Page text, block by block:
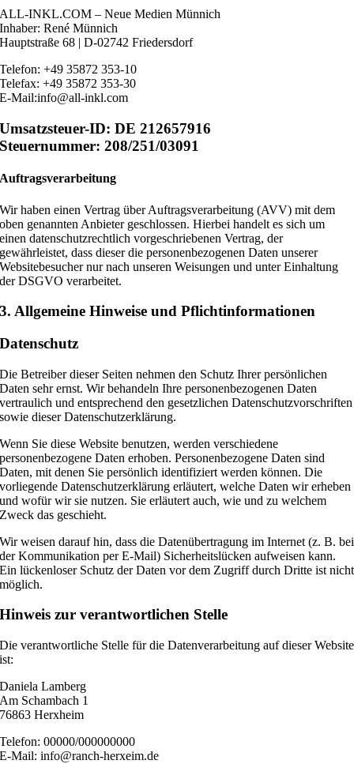
ALL-INKL.COM – Neue Medien Münnich
Inhaber: René Münnich
Hauptstraße 68 | D-02742 Friedersdorf
Telefon: +49 35872 353-10
Telefax: +49 35872 353-30
E-Mail:info@all-inkl.com
Umsatzsteuer-ID: DE 212657916
Steuernummer: 208/251/03091
Auftragsverarbeitung
Wir haben einen Vertrag über Auftragsverarbeitung (AVV) mit dem
oben genannten Anbieter geschlossen. Hierbei handelt es sich um
einen datenschutzrechtlich vorgeschriebenen Vertrag, der
gewährleistet, dass dieser die personenbezogenen Daten unserer
Websitebesucher nur nach unseren Weisungen und unter Einhaltung
der DSGVO verarbeitet.
3. Allgemeine Hinweise und Pflicht­informationen
Datenschutz
Die Betreiber dieser Seiten nehmen den Schutz Ihrer persönlichen
Daten sehr ernst. Wir behandeln Ihre personenbezogenen Daten
vertraulich und entsprechend den gesetzlichen Datenschutzvorschriften
sowie dieser Datenschutzerklärung.
Wenn Sie diese Website benutzen, werden verschiedene
personenbezogene Daten erhoben. Personenbezogene Daten sind
Daten, mit denen Sie persönlich identifiziert werden können. Die
vorliegende Datenschutzerklärung erläutert, welche Daten wir erheben
und wofür wir sie nutzen. Sie erläutert auch, wie und zu welchem
Zweck das geschieht.
Wir weisen darauf hin, dass die Datenübertragung im Internet (z. B. bei
der Kommunikation per E-Mail) Sicherheitslücken aufweisen kann.
Ein lückenloser Schutz der Daten vor dem Zugriff durch Dritte ist nicht
möglich.
Hinweis zur verantwortlichen Stelle
Die verantwortliche Stelle für die Datenverarbeitung auf dieser Website
ist:
Daniela Lamberg
Am Schambach 1
76863 Herxheim
Telefon: 00000/000000000
E-Mail: info@ranch-herxeim.de